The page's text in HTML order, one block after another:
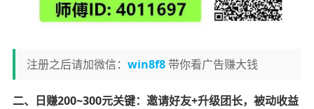
注册之后请加微信： win8f8带你看广告赚大钱
二、日赚200~300元关键：邀请好友+升级团长，被动收益